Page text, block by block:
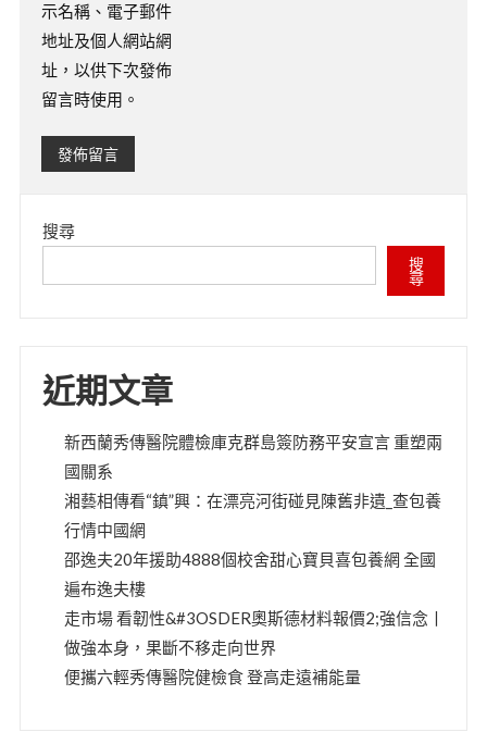
示名稱、電子郵件
地址及個人網站網
址，以供下次發佈
留言時使用。
搜尋
搜
尋
近期文章
新西蘭秀傳醫院體檢庫克群島簽防務平安宣言 重塑兩
國關系
湘藝相傳看“鎮”興：在漂亮河街碰見陳舊非遺_查包養
行情中國網
邵逸夫20年援助4888個校舍甜心寶貝喜包養網 全國
遍布逸夫樓
走市場 看韌性&#3OSDER奧斯德材料報價2;強信念丨
做強本身，果斷不移走向世界
便攜六輕秀傳醫院健檢食 登高走遠補能量